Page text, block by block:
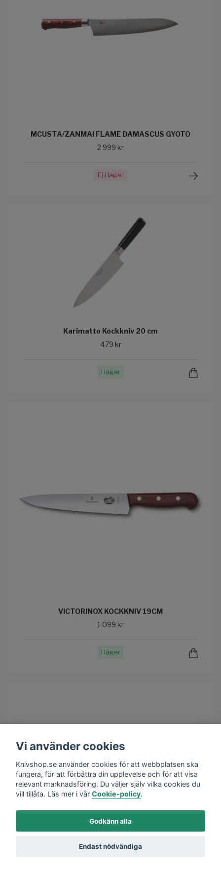
MCUSTA/ZANMAI FLAME DAMASCUS GYOTO
2 999 kr
Ej i lager
Karimatto Kockkniv 20 cm
479 kr
I lager
VICTORINOX KOCKKNIV 19CM
1 099 kr
I lager
Vi använder cookies
Knivshop.se använder cookies för att webbplatsen ska
fungera, för att förbättra din upplevelse och för att visa
relevant marknadsföring. Du väljer själv vilka cookies du
vill tillåta. Läs mer i vår Cookie-policy.
Godkänn alla
Endast nödvändiga